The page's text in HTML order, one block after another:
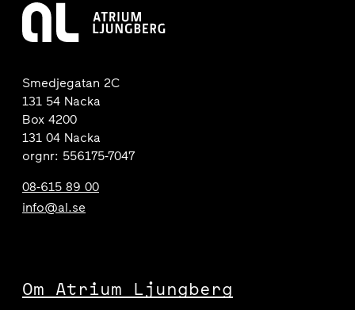
Smedjegatan 2C
131 54 Nacka
Box 4200
131 04 Nacka
orgnr: 556175-7047
08-615 89 00
info@al.se
Om Atrium Ljungberg